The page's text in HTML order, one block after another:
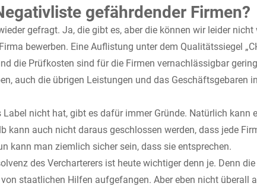
gefährdender Firmen?
gefragt. Ja, die gibt es, aber die können wir leider
bewerben. Eine Auflistung unter dem Qualitätssiegel
die Prüfkosten sind für die Firmen vernachlässigbar
auch die übrigen Leistungen und das Geschäftsgebaren
Label nicht hat, gibt es dafür immer Gründe. Natürlich
kann auch nicht daraus geschlossen werden, dass jede
kann man ziemlich sicher sein, dass sie entsprechen.
des Vercharterers ist heute wichtiger denn je. Denn
staatlichen Hilfen aufgefangen. Aber eben nicht überall